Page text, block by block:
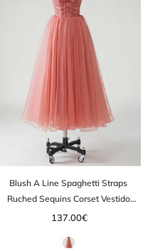
Blush A Line Spaghetti Straps
Ruched Sequins Corset Vestido
Formal
137.00€